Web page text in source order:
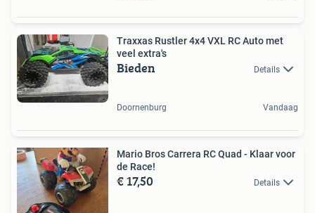
Traxxas Rustler 4x4 VXL RC Auto met
veel extra's
Bieden Details
Doornenburg Vandaag
Mario Bros Carrera RC Quad - Klaar voor
de Race!
€ 17,50 Details